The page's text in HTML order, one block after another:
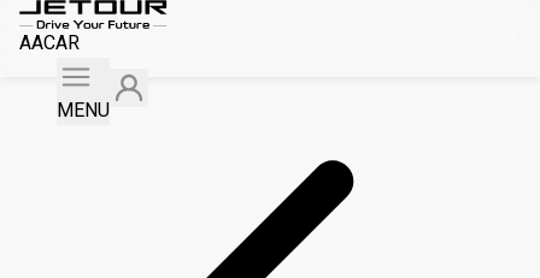
AACAR
MENU